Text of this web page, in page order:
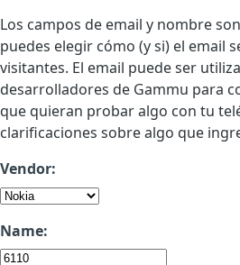
Los campos de email y nombre
puedes elegir cómo (y si) el email
visitantes. El email puede ser
desarrolladores de Gammu para
que quieran probar algo con tu
clarificaciones sobre algo que
Vendor:
Name: